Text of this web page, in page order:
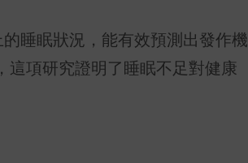
睡眠狀況，能有效預測出發作機
這項研究證明了睡眠不足對健康